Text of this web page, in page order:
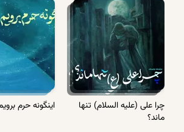
چرا علی (علیه السلام) تنها
ماند؟
اینگونه حرم